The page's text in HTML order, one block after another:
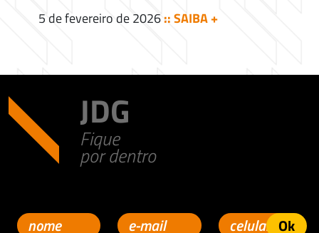
5 de fevereiro de 2026:: SAIBA +
JDG
Fique
por dentro